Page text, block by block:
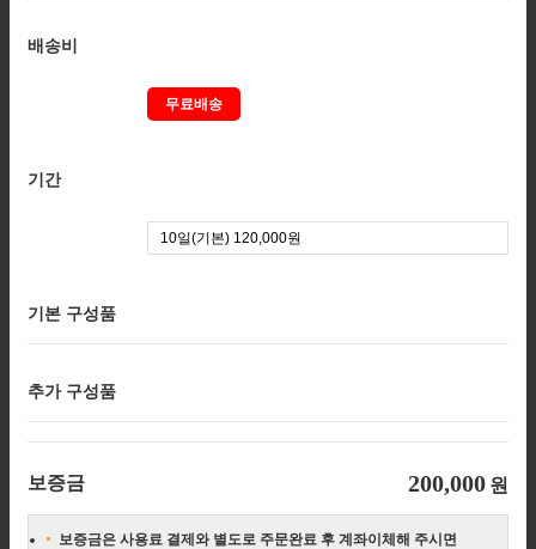
배송비
무료배송
기간
기본 구성품
추가 구성품
보증금 200,000 원
보증금은 사용료 결제와 별도로 주문완료 후 계좌이체해 주시면